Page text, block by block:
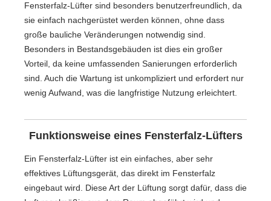
Fensterfalz-Lüfter sind besonders benutzerfreundlich, da
sie einfach nachgerüstet werden können, ohne dass
große bauliche Veränderungen notwendig sind.
Besonders in Bestandsgebäuden ist dies ein großer
Vorteil, da keine umfassenden Sanierungen erforderlich
sind. Auch die Wartung ist unkompliziert und erfordert nur
wenig Aufwand, was die langfristige Nutzung erleichtert.
Funktionsweise eines Fensterfalz-Lüfters
Ein Fensterfalz-Lüfter ist ein einfaches, aber sehr
effektives Lüftungsgerät, das direkt im Fensterfalz
eingebaut wird. Diese Art der Lüftung sorgt dafür, dass die